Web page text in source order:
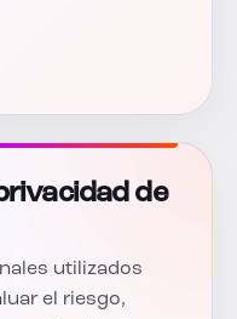
de
utilizados
el riesgo,